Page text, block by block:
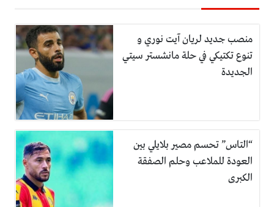
منصب جديد لريان آيت نوري و
تنوع تكتيكي في حلة مانشستر سيتي
الجديدة
“التاس” تحسم مصير بلايلي بين
العودة للملاعب وحلم الصفقة
الكبرى